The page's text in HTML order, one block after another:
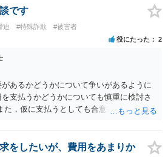
です
迫 #特殊詐欺 #被害者
役にたった 2
あるかどうかについて争いがあるように
支払うかどうかについても慎重に検討さ
た，仮に支払うとしても合意書を交わし，
する必要があるでしょう。 一度弁護士に
われます。
をしたいが、費用をあまりか